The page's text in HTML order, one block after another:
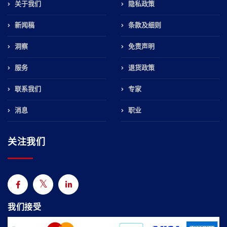
关于我们
新闻稿
洞察
服务
联系我们
消息
隐私政策
条款及细则
免责声明
退货政策
专家
职业
关注我们
我们接受